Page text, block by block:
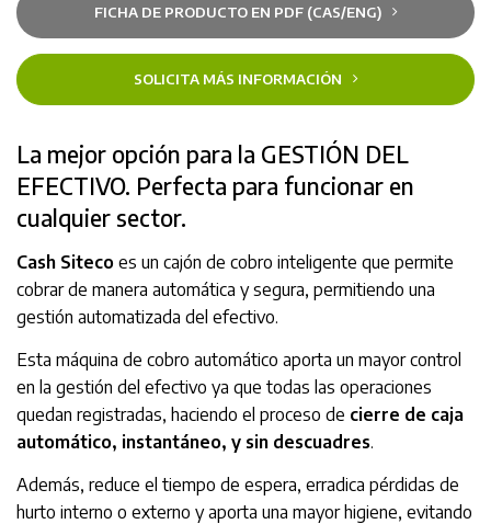
La mejor opción para la GESTIÓN DEL
EFECTIVO. Perfecta para funcionar en
cualquier sector.
Cash Siteco es un cajón de cobro inteligente que permite
cobrar de manera automática y segura, permitiendo una
gestión automatizada del efectivo.
Esta máquina de cobro automático aporta un mayor control
en la gestión del efectivo ya que todas las operaciones
quedan registradas, haciendo el proceso de cierre de caja
automático, instantáneo, y sin descuadres.
Además, reduce el tiempo de espera, erradica pérdidas de
hurto interno o externo y aporta una mayor higiene, evitando
FICHA DE PRODUCTO EN PDF (CAS/ENG)
SOLICITA MÁS INFORMACIÓN